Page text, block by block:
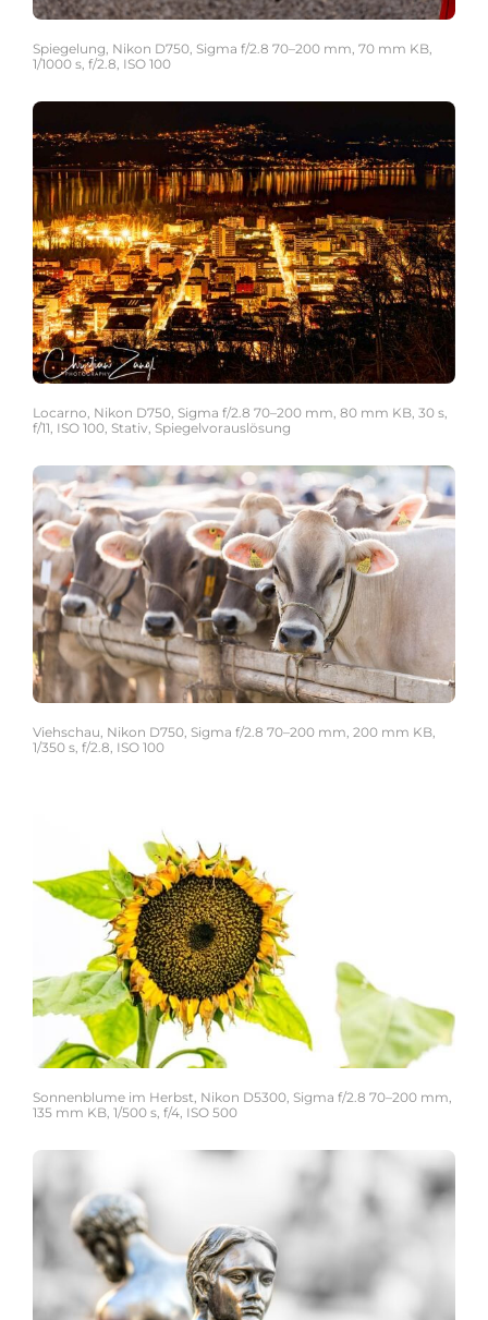
Spiegelung, Nikon D750, Sigma f/2.8 70–200 mm, 70 mm KB,
1/1000 s, f/2.8, ISO 100
Locarno, Nikon D750, Sigma f/2.8 70–200 mm, 80 mm KB, 30 s,
f/11, ISO 100, Stativ, Spiegelvorauslösung
Viehschau, Nikon D750, Sigma f/2.8 70–200 mm, 200 mm KB,
1/350 s, f/2.8, ISO 100
Sonnenblume im Herbst, Nikon D5300, Sigma f/2.8 70–200 mm,
135 mm KB, 1/500 s, f/4, ISO 500